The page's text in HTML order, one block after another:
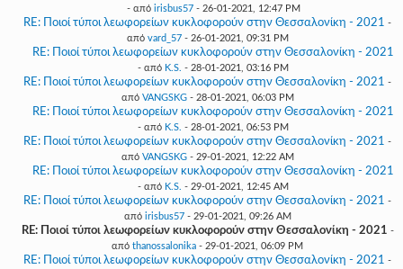
- από irisbus57- 26-01-2021, 12:47 PM
RE: Ποιοί τύποι λεωφορείων κυκλοφορούν στην Θεσσαλονίκη - 2021 -
από vard_57- 26-01-2021, 09:31 PM
RE: Ποιοί τύποι λεωφορείων κυκλοφορούν στην Θεσσαλονίκη - 2021
- από K.S. - 28-01-2021, 03:16 PM
RE: Ποιοί τύποι λεωφορείων κυκλοφορούν στην Θεσσαλονίκη - 2021 -
από VANGSKG- 28-01-2021, 06:03 PM
RE: Ποιοί τύποι λεωφορείων κυκλοφορούν στην Θεσσαλονίκη - 2021
- από K.S. - 28-01-2021, 06:53 PM
RE: Ποιοί τύποι λεωφορείων κυκλοφορούν στην Θεσσαλονίκη - 2021 -
από VANGSKG- 29-01-2021, 12:22 AM
RE: Ποιοί τύποι λεωφορείων κυκλοφορούν στην Θεσσαλονίκη - 2021
- από K.S. - 29-01-2021, 12:45 AM
RE: Ποιοί τύποι λεωφορείων κυκλοφορούν στην Θεσσαλονίκη - 2021 -
από irisbus57- 29-01-2021, 09:26 AM
RE: Ποιοί τύποι λεωφορείων κυκλοφορούν στην Θεσσαλονίκη - 2021 -
από thanossalonika - 29-01-2021, 06:09 PM
RE: Ποιοί τύποι λεωφορείων κυκλοφορούν στην Θεσσαλονίκη - 2021 -